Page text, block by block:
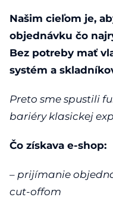
Našim cieľom je,
objednávku čo
Bez potreby mať
systém a
Preto sme spustili
bariéry klasickej
Čo získava e-shop:
– prijímanie
cut-offom